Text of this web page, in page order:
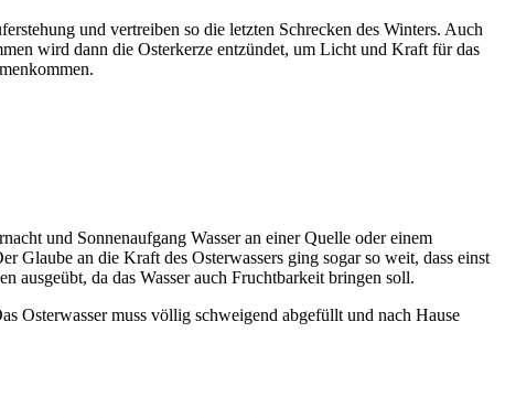
und vertreiben so die letzten Schrecken des Winters. Auch
wird dann die Osterkerze entzündet, um Licht und Kraft für das
und Sonnenaufgang Wasser an einer Quelle oder einem
Glaube an die Kraft des Osterwassers ging sogar so weit, dass einst
ausgeübt, da das Wasser auch Fruchtbarkeit bringen soll.
Osterwasser muss völlig schweigend abgefüllt und nach Hause